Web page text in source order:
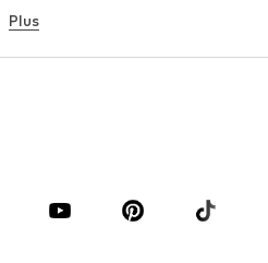
Lingerie
Blouses et tuniques
Premium
Plus